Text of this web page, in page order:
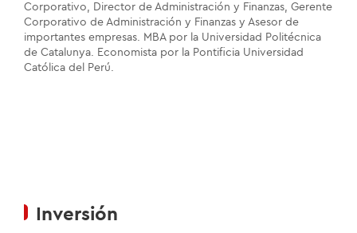
Corporativo, Director de Administración y Finanzas, Gerente
Corporativo de Administración y Finanzas y Asesor de
importantes empresas. MBA por la Universidad Politécnica
de Catalunya. Economista por la Pontificia Universidad
Católica del Perú.
Inversión